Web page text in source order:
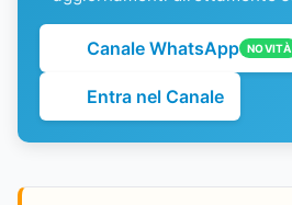
Canale WhatsApp NOVITÀ
Entra nel Canale